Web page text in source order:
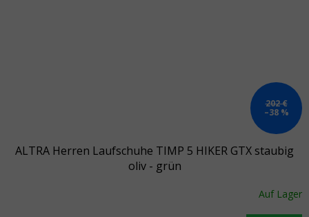
202 €
–38 %
ALTRA Herren Laufschuhe TIMP 5 HIKER GTX staubig
oliv - grün
Auf Lager